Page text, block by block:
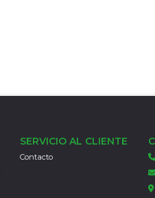
SERVICIO AL CLIENTE
Contacto